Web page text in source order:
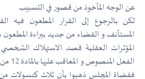
عن الوجه المأخوذ من قصور في التسبيب
لكن بالرجوع إلى القرار المطعون فيه
المستأنف و القضاء من جديد ببراءة
المؤثرات العقلية قصد الاستهلاك
الفعل المنصوص و المعاقب عليها بالمادة 12 من القانون رقم 04/18.